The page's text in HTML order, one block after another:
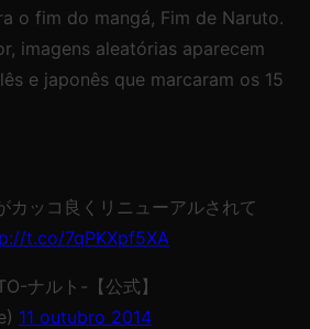
o fim do mangá, Fim de Naruto.
imagens aleatórias aparecem
e japonês que marcaram os 15
カッコ良くリニューアルされて
t.co/7qPKXpf5XA
ナルト-【公式】
11 outubro 2014